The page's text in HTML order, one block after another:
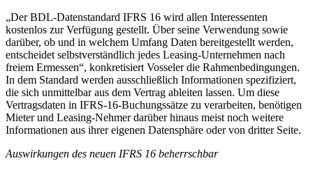
„Der BDL-Datenstandard IFRS 16 wird allen Interessenten
kostenlos zur Verfügung gestellt. Über seine Verwendung sowie
darüber, ob und in welchem Umfang Daten bereitgestellt werden,
entscheidet selbstverständlich jedes Leasing-Unter­nehmen nach
freiem Ermessen“, konkretisiert Vosseler die Rahmenbedingungen.
In dem Standard werden ausschließlich Informationen spezifiziert,
die sich unmittelbar aus dem Vertrag ableiten lassen. Um diese
Vertragsdaten in IFRS-16-Buchungssätze zu verarbeiten, benötigen
Mieter und Leasing-Nehmer darüber hinaus meist noch weitere
Informationen aus ihrer eigenen Datensphäre oder von dritter Seite.
Auswirkungen des neuen IFRS 16 beherrschbar